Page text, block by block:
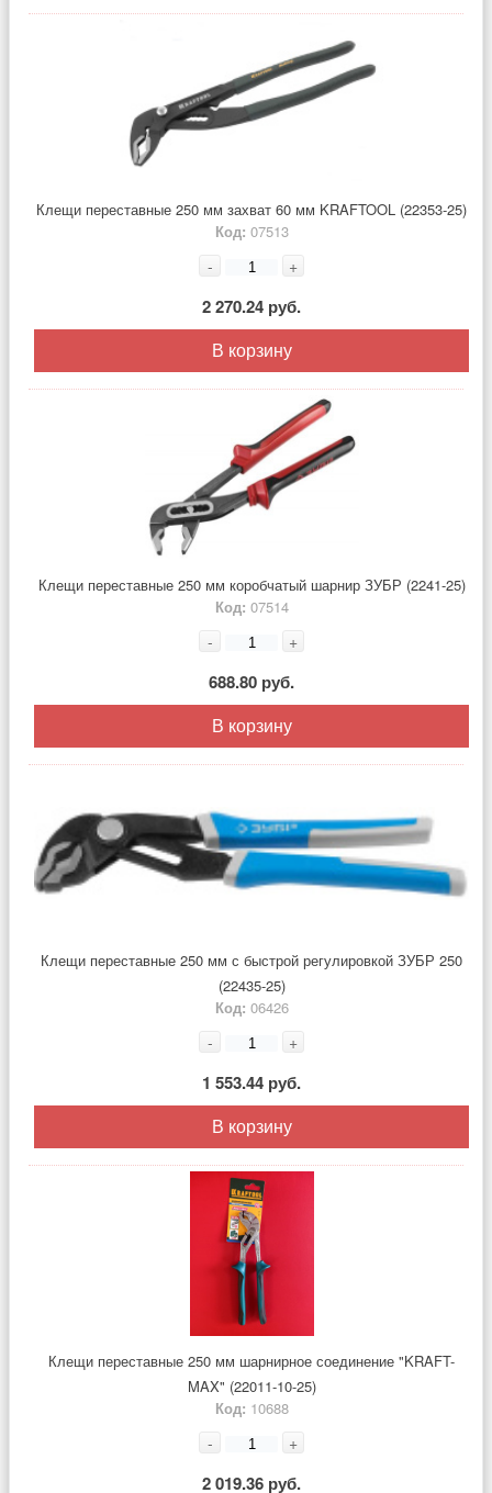
Клещи переставные 250 мм захват 60 мм KRAFTOOL (22353-25)
Код: 07513
- +
2 270.24 руб.
В корзину
Клещи переставные 250 мм коробчатый шарнир ЗУБР (2241-25)
Код: 07514
- +
688.80 руб.
В корзину
Клещи переставные 250 мм с быстрой регулировкой ЗУБР 250
(22435-25)
Код: 06426
- +
1 553.44 руб.
В корзину
Клещи переставные 250 мм шарнирное соединение "KRAFT-
MAX" (22011-10-25)
Код: 10688
- +
2 019.36 руб.